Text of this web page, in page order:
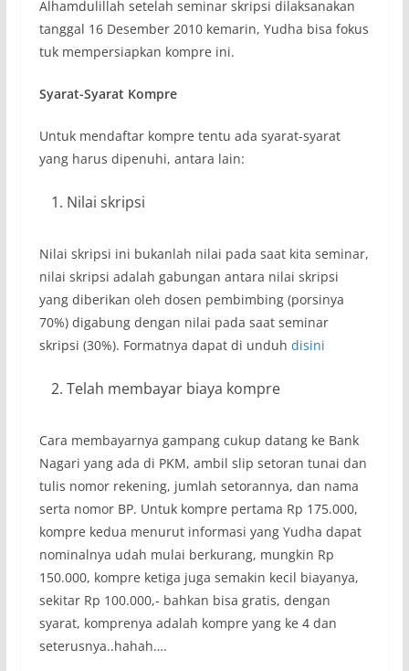
Alhamdulillah setelah seminar skripsi dilaksanakan
tanggal 16 Desember 2010 kemarin, Yudha bisa fokus
tuk mempersiapkan kompre ini.
Syarat-Syarat Kompre
Untuk mendaftar kompre tentu ada syarat-syarat
yang harus dipenuhi, antara lain:
Nilai skripsi
Nilai skripsi ini bukanlah nilai pada saat kita seminar,
nilai skripsi adalah gabungan antara nilai skripsi
yang diberikan oleh dosen pembimbing (porsinya
70%) digabung dengan nilai pada saat seminar
skripsi (30%). Formatnya dapat di unduh disini
Telah membayar biaya kompre
Cara membayarnya gampang cukup datang ke Bank
Nagari yang ada di PKM, ambil slip setoran tunai dan
tulis nomor rekening, jumlah setorannya, dan nama
serta nomor BP. Untuk kompre pertama Rp 175.000,
kompre kedua menurut informasi yang Yudha dapat
nominalnya udah mulai berkurang, mungkin Rp
150.000, kompre ketiga juga semakin kecil biayanya,
sekitar Rp 100.000,- bahkan bisa gratis, dengan
syarat, komprenya adalah kompre yang ke 4 dan
seterusnya..hahah….